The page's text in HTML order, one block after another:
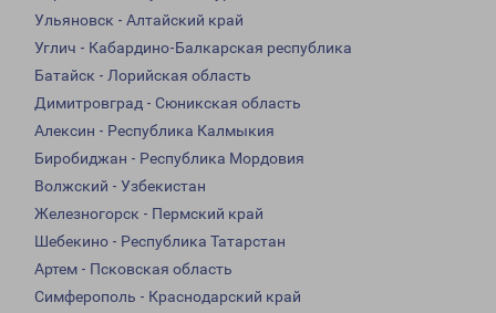
Ульяновск - Алтайский край
Углич - Кабардино-Балкарская республика
Батайск - Лорийская область
Димитровград - Сюникская область
Алексин - Республика Калмыкия
Биробиджан - Республика Мордовия
Волжский - Узбекистан
Железногорск - Пермский край
Шебекино - Республика Татарстан
Артем - Псковская область
Симферополь - Краснодарский край